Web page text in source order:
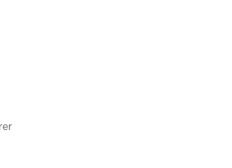
Salesforce-lösenord.